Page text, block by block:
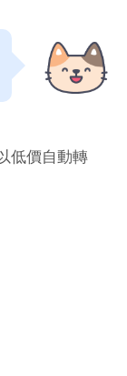
低價自動轉